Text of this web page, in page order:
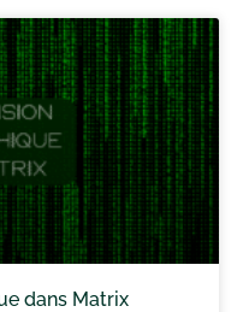
dans Matrix